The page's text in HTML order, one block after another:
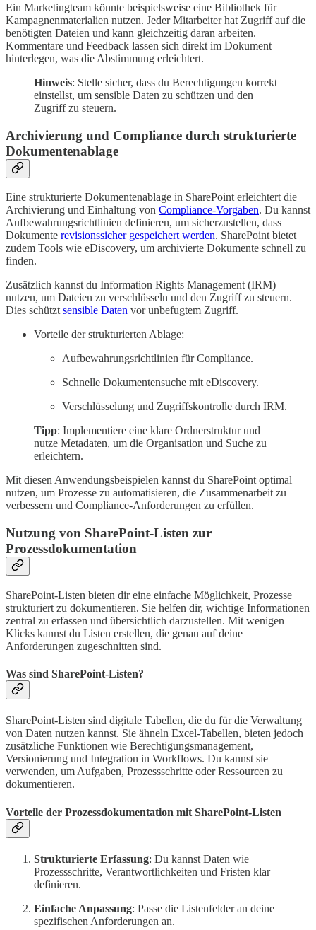
Ein Marketingteam könnte beispielsweise eine Bibliothek für
Kampagnenmaterialien nutzen. Jeder Mitarbeiter hat Zugriff auf die
benötigten Dateien und kann gleichzeitig daran arbeiten.
Kommentare und Feedback lassen sich direkt im Dokument
hinterlegen, was die Abstimmung erleichtert.
Hinweis: Stelle sicher, dass du Berechtigungen korrekt
einstellst, um sensible Daten zu schützen und den
Zugriff zu steuern.
Archivierung und Compliance durch strukturierte
Dokumentenablage
Eine strukturierte Dokumentenablage in SharePoint erleichtert die
Archivierung und Einhaltung von Compliance-Vorgaben. Du kannst
Aufbewahrungsrichtlinien definieren, um sicherzustellen, dass
Dokumente revisionssicher gespeichert werden. SharePoint bietet
zudem Tools wie eDiscovery, um archivierte Dokumente schnell zu
finden.
Zusätzlich kannst du Information Rights Management (IRM)
nutzen, um Dateien zu verschlüsseln und den Zugriff zu steuern.
Dies schütztsensible Daten vor unbefugtem Zugriff.
Vorteile der strukturierten Ablage:
Aufbewahrungsrichtlinien für Compliance.
Schnelle Dokumentensuche mit eDiscovery.
Verschlüsselung und Zugriffskontrolle durch IRM.
Tipp: Implementiere eine klare Ordnerstruktur und
nutze Metadaten, um die Organisation und Suche zu
erleichtern.
Mit diesen Anwendungsbeispielen kannst du SharePoint optimal
nutzen, um Prozesse zu automatisieren, die Zusammenarbeit zu
verbessern und Compliance-Anforderungen zu erfüllen.
Nutzung von SharePoint-Listen zur
Prozessdokumentation
SharePoint-Listen bieten dir eine einfache Möglichkeit, Prozesse
strukturiert zu dokumentieren. Sie helfen dir, wichtige Informationen
zentral zu erfassen und übersichtlich darzustellen. Mit wenigen
Klicks kannst du Listen erstellen, die genau auf deine
Anforderungen zugeschnitten sind.
Was sind SharePoint-Listen?
SharePoint-Listen sind digitale Tabellen, die du für die Verwaltung
von Daten nutzen kannst. Sie ähneln Excel-Tabellen, bieten jedoch
zusätzliche Funktionen wie Berechtigungsmanagement,
Versionierung und Integration in Workflows. Du kannst sie
verwenden, um Aufgaben, Prozessschritte oder Ressourcen zu
dokumentieren.
Vorteile der Prozessdokumentation mit SharePoint-Listen
Strukturierte Erfassung: Du kannst Daten wie
Prozessschritte, Verantwortlichkeiten und Fristen klar
definieren.
Einfache Anpassung: Passe die Listenfelder an deine
spezifischen Anforderungen an.